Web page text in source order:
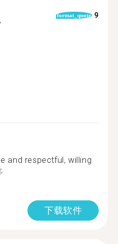
format_quote 9
and respectful, willing
下载软件